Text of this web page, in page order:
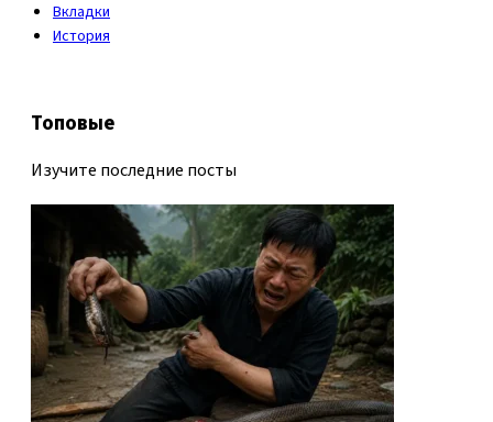
Вкладки
История
Топовые
Изучите последние посты